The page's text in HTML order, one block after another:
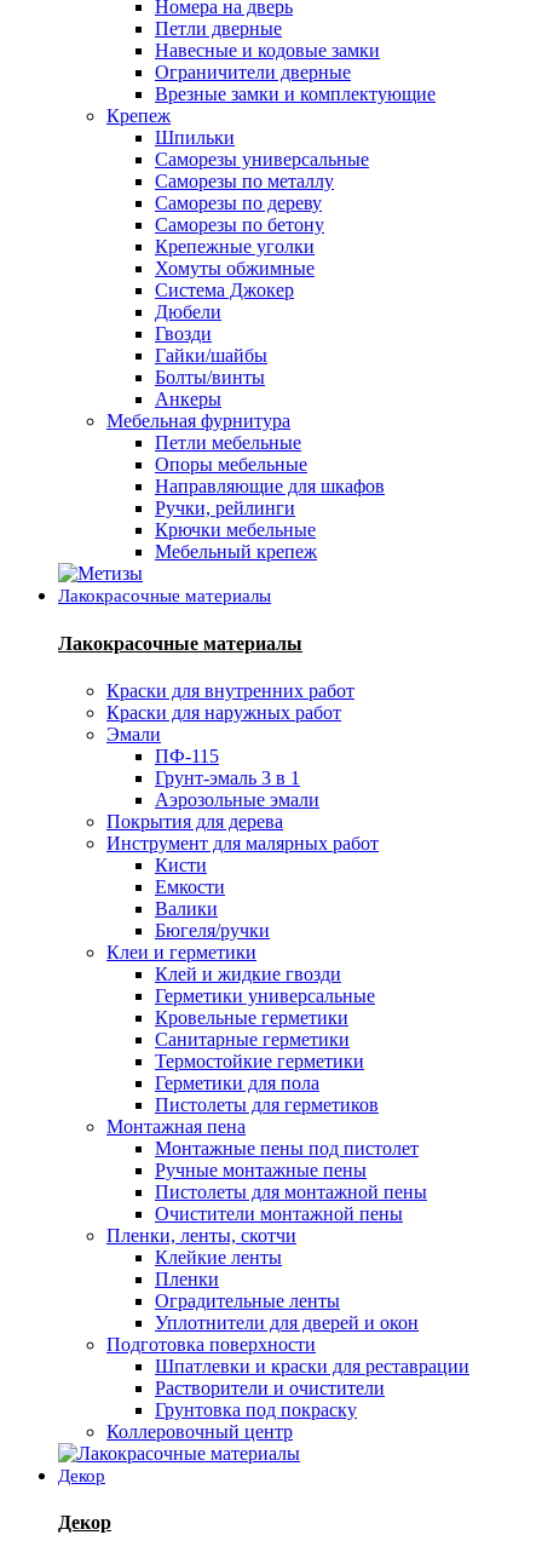
Номера на дверь
Петли дверные
Навесные и кодовые замки
Ограничители дверные
Врезные замки и комплектующие
Крепеж
Шпильки
Саморезы универсальные
Саморезы по металлу
Саморезы по дереву
Саморезы по бетону
Крепежные уголки
Хомуты обжимные
Система Джокер
Дюбели
Гвозди
Гайки/шайбы
Болты/винты
Анкеры
Мебельная фурнитура
Петли мебельные
Опоры мебельные
Направляющие для шкафов
Ручки, рейлинги
Крючки мебельные
Мебельный крепеж
Лакокрасочные материалы
Лакокрасочные материалы
Краски для внутренних работ
Краски для наружных работ
Эмали
ПФ-115
Грунт-эмаль 3 в 1
Аэрозольные эмали
Покрытия для дерева
Инструмент для малярных работ
Кисти
Емкости
Валики
Бюгеля/ручки
Клеи и герметики
Клей и жидкие гвозди
Герметики универсальные
Кровельные герметики
Санитарные герметики
Термостойкие герметики
Герметики для пола
Пистолеты для герметиков
Монтажная пена
Монтажные пены под пистолет
Ручные монтажные пены
Пистолеты для монтажной пены
Очистители монтажной пены
Пленки, ленты, скотчи
Клейкие ленты
Пленки
Оградительные ленты
Уплотнители для дверей и окон
Подготовка поверхности
Шпатлевки и краски для реставрации
Растворители и очистители
Грунтовка под покраску
Коллеровочный центр
Декор
Декор